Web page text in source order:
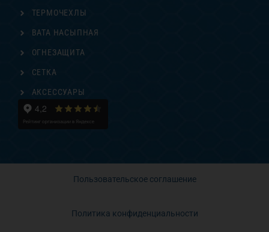
ТЕРМОЧЕХЛЫ
ВАТА НАСЫПНАЯ
ОГНЕЗАЩИТА
СЕТКА
АКСЕССУАРЫ
Пользовательское соглашение
Политика конфиденциальности